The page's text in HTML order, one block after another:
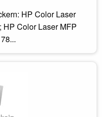
HP Color Laser
HP Color Laser MFP